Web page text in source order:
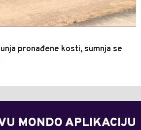
pronađene kosti, sumnja se
MONDO APLIKACIJU